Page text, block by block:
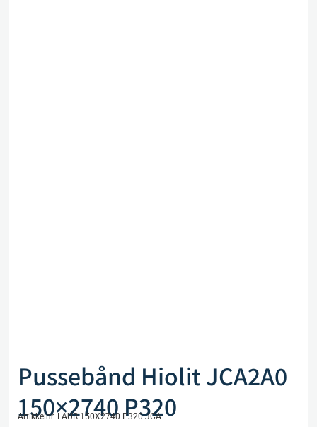
Pussebånd Hiolit JCA2A0
150×2740 P320
Artikkelnr. LAUR 150X2740 P320 JCA